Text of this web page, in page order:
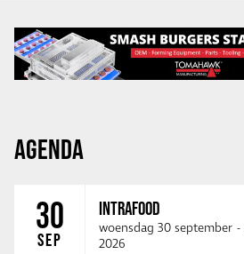
AGENDA
30
SEP
INTRAFOOD
woensdag 30 september -
2026